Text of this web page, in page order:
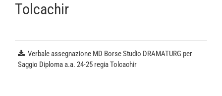
Tolcachir
Verbale assegnazione MD Borse Studio DRAMATURG per
Saggio Diploma a.a. 24-25 regia Tolcachir